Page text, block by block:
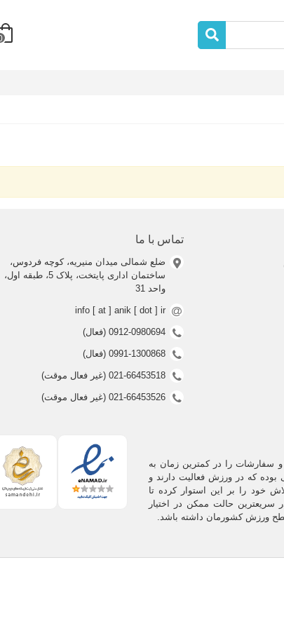
تماس با ما
ضلع شمالی میدان منیریه، کوچه فردوس،
ساختمان اداری پایتخت، پلاک 5، طبقه اول،
واحد 31
info [ at ] anik [ dot ] ir
0912-0980694 (فعال)
0991-1300868 (فعال)
021-66453518 (غیر فعال موقت)
021-66453526 (غیر فعال موقت)
سفارشات را در کمترین زمان به
که در ورزش فعالیت دارند و
خود را بر این استوار کرده تا
حالت ممکن در اختیار
ورزش کشورمان داشته باشد.